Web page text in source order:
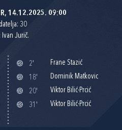
14.12.2025. 09:00
30
Ivan Jurič.
2'
Frane Stazić
18'
Dominik Matkovic
20'
Viktor Bilić-Prcić
31'
Viktor Bilić-Prcić